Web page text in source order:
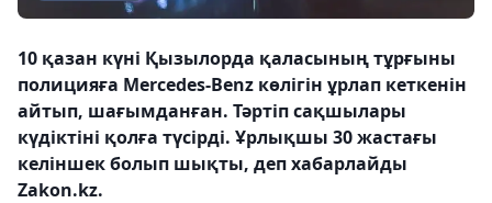
10 қазан күні Қызылорда қаласының тұрғыны
полицияға Mercedes-Benz көлігін ұрлап кеткенін
айтып, шағымданған. Тәртіп сақшылары
күдіктіні қолға түсірді. Ұрлықшы 30 жастағы
келіншек болып шықты, деп хабарлайды
Zakon.kz.